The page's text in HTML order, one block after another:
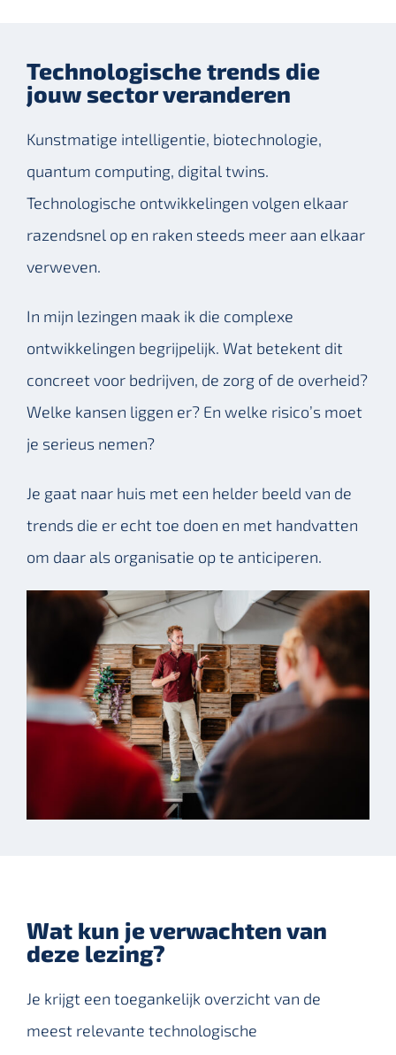
Technologische trends die
jouw sector veranderen
Kunstmatige intelligentie, biotechnologie,
quantum computing, digital twins.
Technologische ontwikkelingen volgen elkaar
razendsnel op en raken steeds meer aan elkaar
verweven.
In mijn lezingen maak ik die complexe
ontwikkelingen begrijpelijk. Wat betekent dit
concreet voor bedrijven, de zorg of de overheid?
Welke kansen liggen er? En welke risico’s moet
je serieus nemen?
Je gaat naar huis met een helder beeld van de
trends die er echt toe doen en met handvatten
om daar als organisatie op te anticiperen.
Wat kun je verwachten van
deze lezing?
Je krijgt een toegankelijk overzicht van de
meest relevante technologische